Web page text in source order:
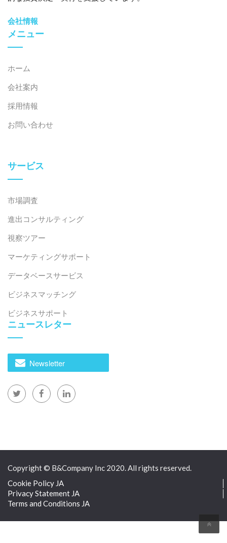
会社情報
メニュー
ホーム
会社案内
採用情報
お問い合わせ
サービス
市場調査
進出コンサルティング
視察ツアー
マーケティングサポート
データベースサービス
ビジネスマッチング
ビジネスサポート
ニュースレター
Newsletter
Copyright © B&Company Inc 2020. All rights reserved.
Cookie Policy JA
Privacy Statement JA
Terms and Conditions JA